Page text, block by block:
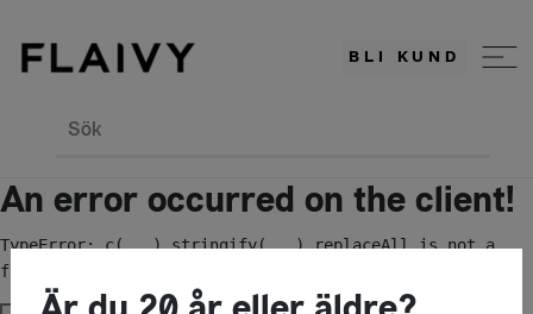
BLI KUND
Sök
An error occurred on the client!
TypeError: c(...).stringify(...).replaceAll is not a
function